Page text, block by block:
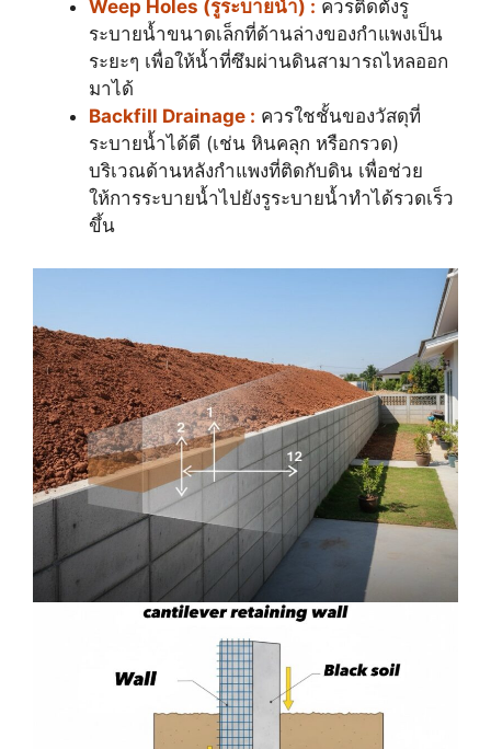
Weep Holes (รูระบายน้ำ) : ควรติดตั้งรู
ระบายน้ำขนาดเล็กที่ด้านล่างของกำแพงเป็น
ระยะๆ เพื่อให้น้ำที่ซึมผ่านดินสามารถไหลออก
มาได้
Backfill Drainage : ควรใชชั้นของวัสดุที่
ระบายน้ำได้ดี (เช่น หินคลุก หรือกรวด)
บริเวณด้านหลังกำแพงที่ติดกับดิน เพื่อช่วย
ให้การระบายน้ำไปยังรูระบายน้ำทำได้รวดเร็ว
ขึ้น